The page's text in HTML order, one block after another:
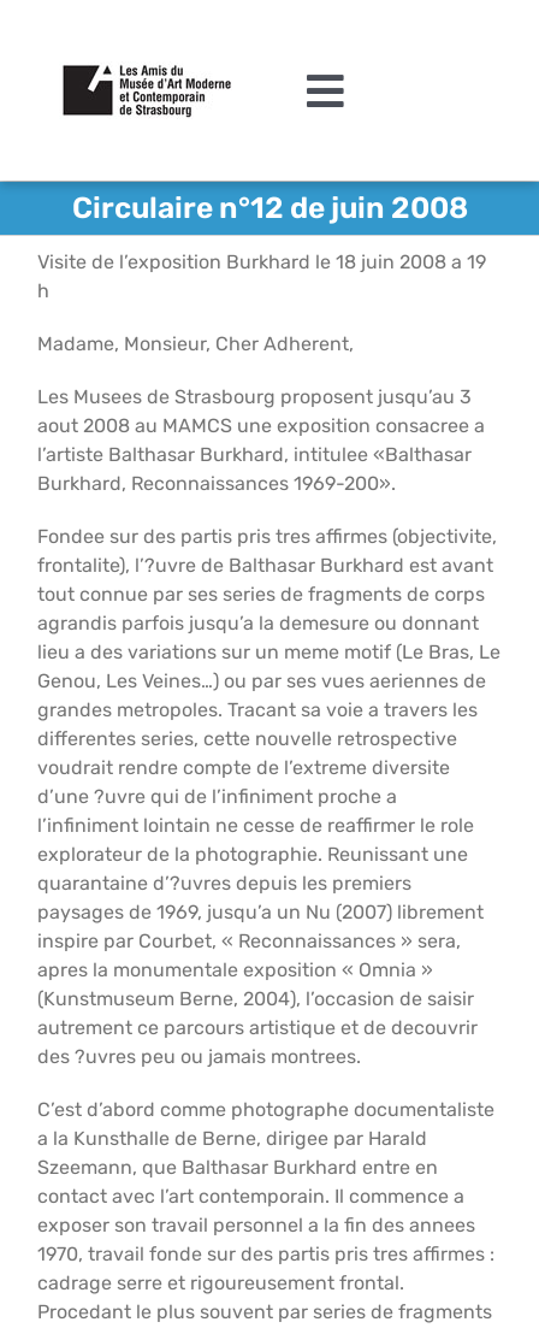
contenu
Toggle
L’association
Agenda
Actualités
Acquisitions et mécénat
Editions
Le MAMCS
Contact
Circulaire n°12 de juin 2008
Visite de l’exposition Burkhard le 18 juin 2008 a 19
h
Madame, Monsieur, Cher Adherent,
Les Musees de Strasbourg proposent jusqu’au 3
aout 2008 au MAMCS une exposition consacree a
l’artiste Balthasar Burkhard, intitulee «Balthasar
Burkhard, Reconnaissances 1969-200».
Fondee sur des partis pris tres affirmes (objectivite,
frontalite), l’?uvre de Balthasar Burkhard est avant
tout connue par ses series de fragments de corps
agrandis parfois jusqu’a la demesure ou donnant
lieu a des variations sur un meme motif (Le Bras, Le
Genou, Les Veines…) ou par ses vues aeriennes de
grandes metropoles. Tracant sa voie a travers les
differentes series, cette nouvelle retrospective
voudrait rendre compte de l’extreme diversite
d’une ?uvre qui de l’infiniment proche a
l’infiniment lointain ne cesse de reaffirmer le role
explorateur de la photographie. Reunissant une
quarantaine d’?uvres depuis les premiers
paysages de 1969, jusqu’a un Nu (2007) librement
inspire par Courbet, « Reconnaissances » sera,
apres la monumentale exposition « Omnia »
(Kunstmuseum Berne, 2004), l’occasion de saisir
autrement ce parcours artistique et de decouvrir
des ?uvres peu ou jamais montrees.
C’est d’abord comme photographe documentaliste
a la Kunsthalle de Berne, dirigee par Harald
Szeemann, que Balthasar Burkhard entre en
contact avec l’art contemporain. Il commence a
exposer son travail personnel a la fin des annees
1970, travail fonde sur des partis pris tres affirmes :
cadrage serre et rigoureusement frontal.
Procedant le plus souvent par series de fragments